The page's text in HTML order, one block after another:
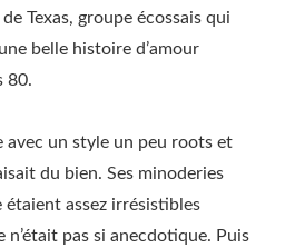
Texas, groupe écossais qui
belle histoire d’amour
80.
avec un style un peu roots et
du bien. Ses minoderies
étaient assez irrésistibles
n’était pas si anecdotique. Puis